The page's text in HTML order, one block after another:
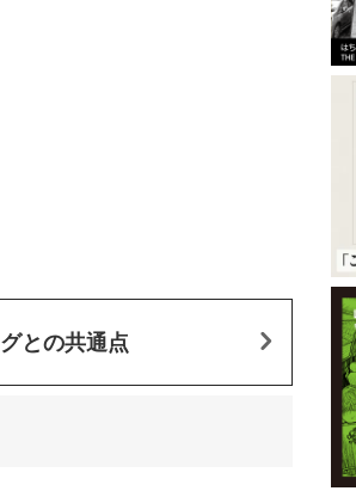
との共通点